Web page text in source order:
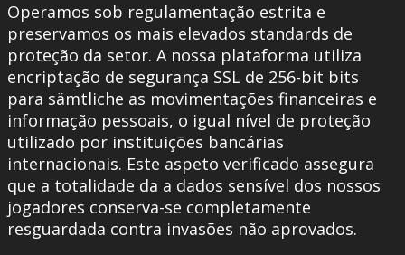
Operamos sob regulamentação estrita e
preservamos os mais elevados standards de
proteção da setor. A nossa plataforma utiliza
encriptação de segurança SSL de 256-bit bits
para sämtliche as movimentações financeiras e
informação pessoais, o igual nível de proteção
utilizado por instituições bancárias
internacionais. Este aspeto verificado assegura
que a totalidade da a dados sensível dos nossos
jogadores conserva-se completamente
resguardada contra invasões não aprovados.